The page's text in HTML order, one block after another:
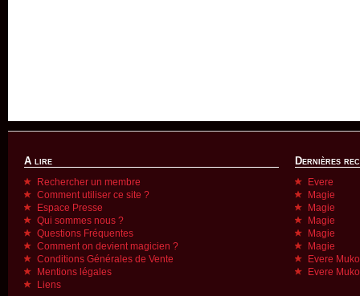
A lire
Rechercher un membre
Comment utiliser ce site ?
Espace Presse
Qui sommes nous ?
Questions Fréquentes
Comment on devient magicien ?
Conditions Générales de Vente
Mentions légales
Liens
Dernières
Evere
Magie
Magie
Magie
Magie
Magie
Evere
Evere